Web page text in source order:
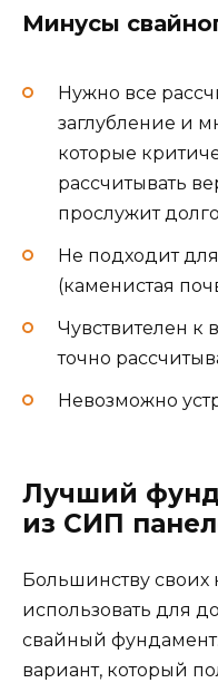
Минусы
Нужно все
заглубление и
которые
рассчитывать
прослужит
Не подходит
(каменистая
Чувствителен к
точно
Невозможно
Лучший
из СИП
Большинству
использовать для
свайный
вариант, который